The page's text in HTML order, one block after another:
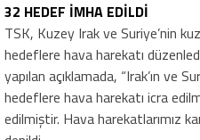
32 HEDEF İMHA EDİLDİ
TSK, Kuzey Irak ve Suriye’nin
hedeflere hava harekatı
yapılan açıklamada, “Irak’ın ve
hedeflere hava harekatı icra
edilmiştir. Hava harekatlarımız